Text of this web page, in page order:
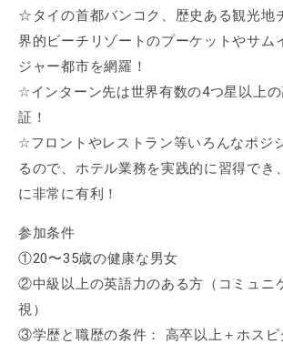
☆タイの首都バンコク、歴史ある観光地
界的ビーチリゾートのプーケットやサム
ジャー都市を網羅！
☆インターン先は世界有数の4つ星以上
証！
☆フロントやレストラン等いろんなポジ
るので、ホテル業務を実践的に習得でき
に非常に有利！
参加条件
①20〜35歳の健康な男女
②中級以上の英語力のある方（コミュニ
視）
③学歴と職歴の条件： 高卒以上＋ホスピ